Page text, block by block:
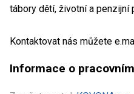
tábory dětí, životní a penzijní
Kontaktovat nás můžete
Informace o